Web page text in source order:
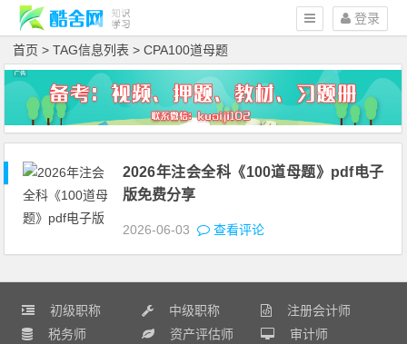
登录
首页 > TAG信息列表 > CPA100道母题
2026年注会全科《100道母题》pdf电子
版免费分享
2026-06-03 查看评论
初级职称 中级职称
注册会计师
税务师
资产评估师
审计师